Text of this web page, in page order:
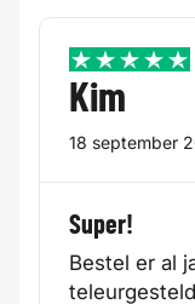
5 / 5
Kim
18 september
Super!
Bestel er al